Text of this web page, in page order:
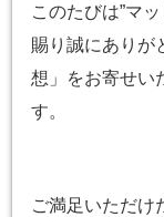
このたびは”マ
賜り誠にありが
想」をお寄せい
す。
ご満足いただけ